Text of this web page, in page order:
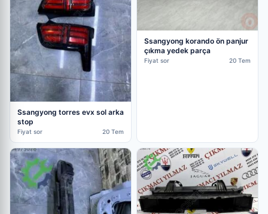
Ssangyong torres evx sol arka
stop
Fiyat sor 20 Tem
Ssangyong korando ön panjur
çıkma yedek parça
Fiyat sor 20 Tem